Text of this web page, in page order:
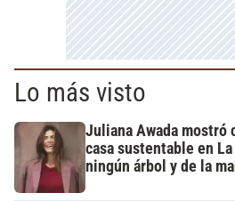
Lo más visto
Juliana Awada mostró
casa sustentable en
ningún árbol y de la